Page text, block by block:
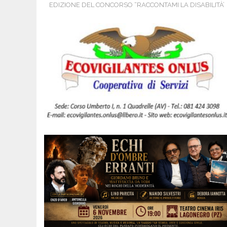
EDIZIONE DEL CONCORSO “RACCONTAMI LA DISABILITÀ’